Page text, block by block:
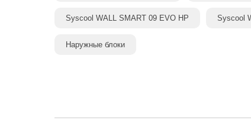
Syscool WALL SMART 09 EVO HP Syscool
Наружные блоки